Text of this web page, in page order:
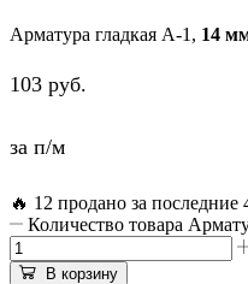
Арматура гладкая А-1, 14
103 руб.
за п/м
🔥 12 продано за последние
Количество товара
В корзину